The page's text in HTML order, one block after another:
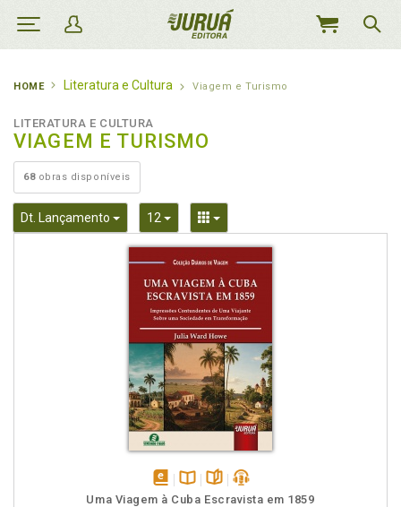
MEU
HOME Literatura e Cultura Viagem e Turismo
LITERATURA E CULTURA
VIAGEM E TURISMO
68obras disponíveis
Dt. Lançamento Toggle Dropdown
12 Toggle DropdownToggle Dropdown
disponívelDisponível
páginaspodcast
Uma Viagem à Cuba Escravista em 1859